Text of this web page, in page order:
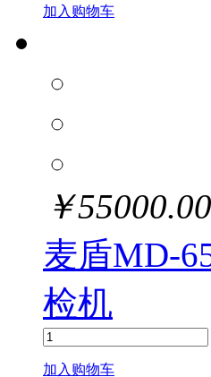
加入购物车
￥55000.00
麦盾MD-
检机
加入购物车